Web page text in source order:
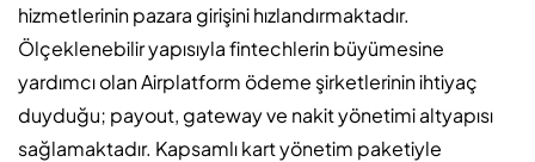
hizmetlerinin pazara girişini hızlandırmaktadır.
Ölçeklenebilir yapısıyla fintechlerin büyümesine
yardımcı olan Airplatform ödeme şirketlerinin ihtiyaç
duyduğu; payout, gateway ve nakit yönetimi altyapısı
sağlamaktadır. Kapsamlı kart yönetim paketiyle